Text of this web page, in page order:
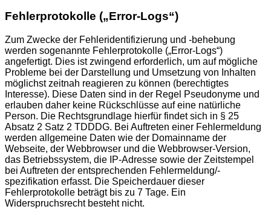
Fehlerprotokolle („Error-Logs“)
Zum Zwecke der Fehleridentifizierung und -behebung
werden sogenannte Fehlerprotokolle („Error-Logs“)
angefertigt. Dies ist zwingend erforderlich, um auf mögliche
Probleme bei der Darstellung und Umsetzung von Inhalten
möglichst zeitnah reagieren zu können (berechtigtes
Interesse). Diese Daten sind in der Regel Pseudonyme und
erlauben daher keine Rückschlüsse auf eine natürliche
Person. Die Rechtsgrundlage hierfür findet sich in § 25
Absatz 2 Satz 2 TDDDG. Bei Auftreten einer Fehlermeldung
werden allgemeine Daten wie der Domainname der
Webseite, der Webbrowser und die Webbrowser-Version,
das Betriebssystem, die IP-Adresse sowie der Zeitstempel
bei Auftreten der entsprechenden Fehlermeldung/-
spezifikation erfasst. Die Speicherdauer dieser
Fehlerprotokolle beträgt bis zu 7 Tage. Ein
Widerspruchsrecht besteht nicht.